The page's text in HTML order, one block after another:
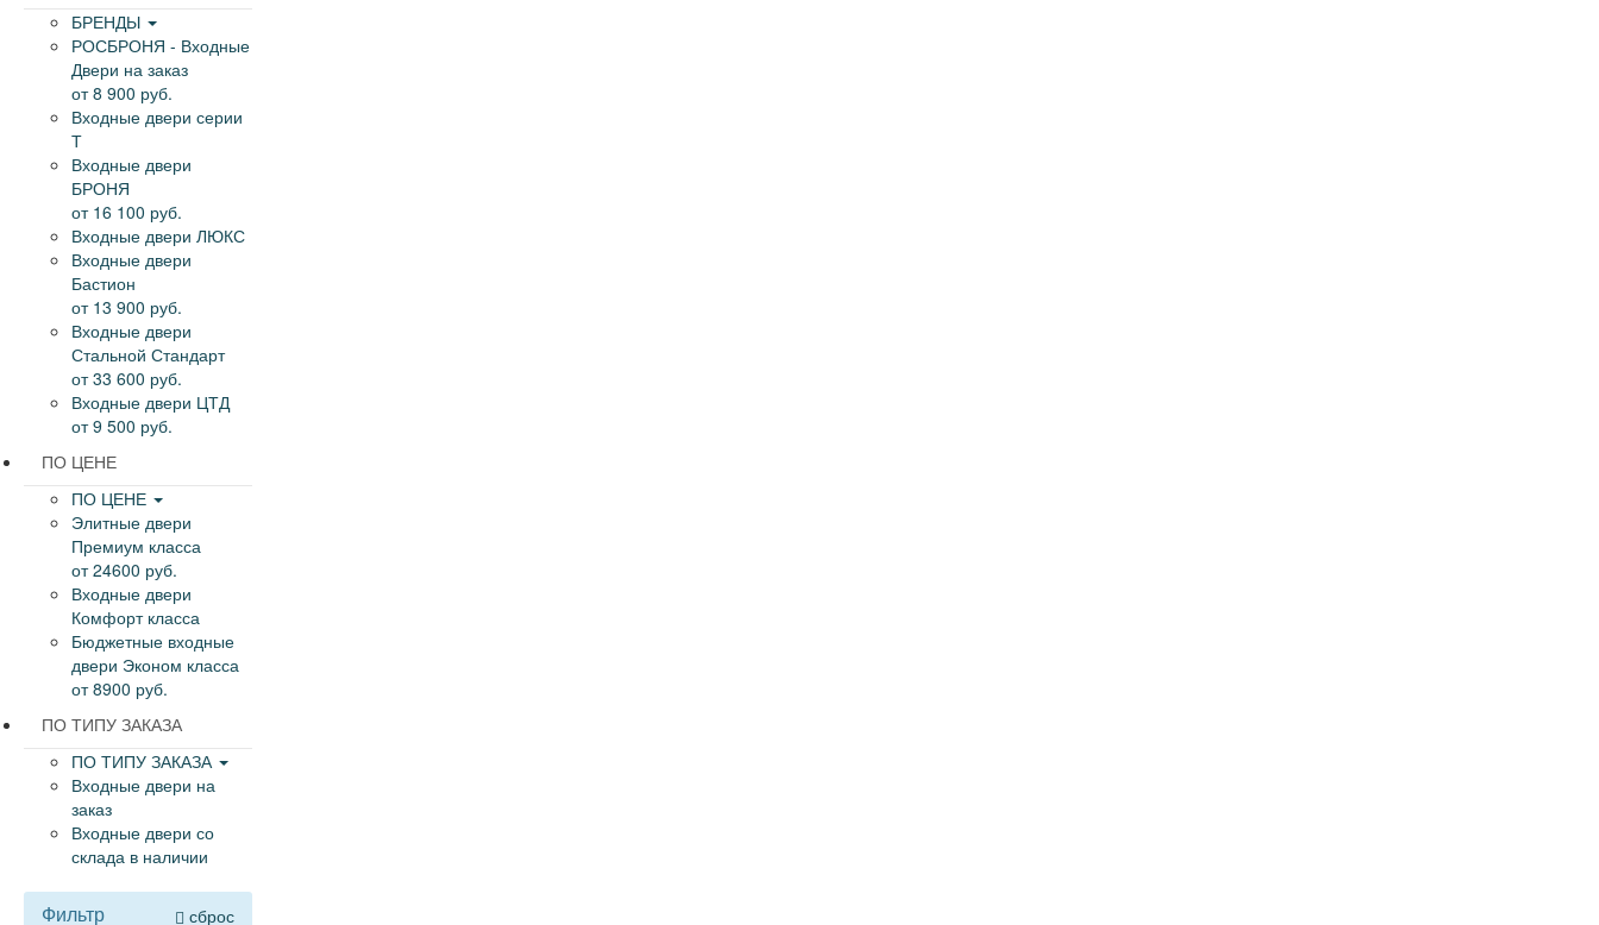
БРЕНДЫ
РОСБРОНЯ - Входные
Двери на заказ
от 8 900 руб.
Входные двери серии
Т
Входные двери
БРОНЯ
от 16 100 руб.
Входные двери ЛЮКС
Входные двери
Бастион
от 13 900 руб.
Входные двери
Стальной Стандарт
от 33 600 руб.
Входные двери ЦТД
от 9 500 руб.
ПО ЦЕНЕ
ПО ЦЕНЕ
Элитные двери
Премиум класса
от 24600 руб.
Входные двери
Комфорт класса
Бюджетные входные
двери Эконом класса
от 8900 руб.
ПО ТИПУ ЗАКАЗА
ПО ТИПУ ЗАКАЗА
Входные двери на
заказ
Входные двери со
склада в наличии
сброс
Фильтр